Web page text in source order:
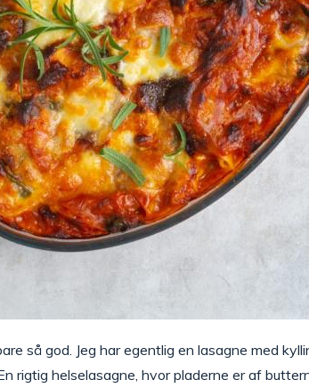
så god. Jeg har egentlig en lasagne med
rigtig helselasagne, hvor pladerne er af